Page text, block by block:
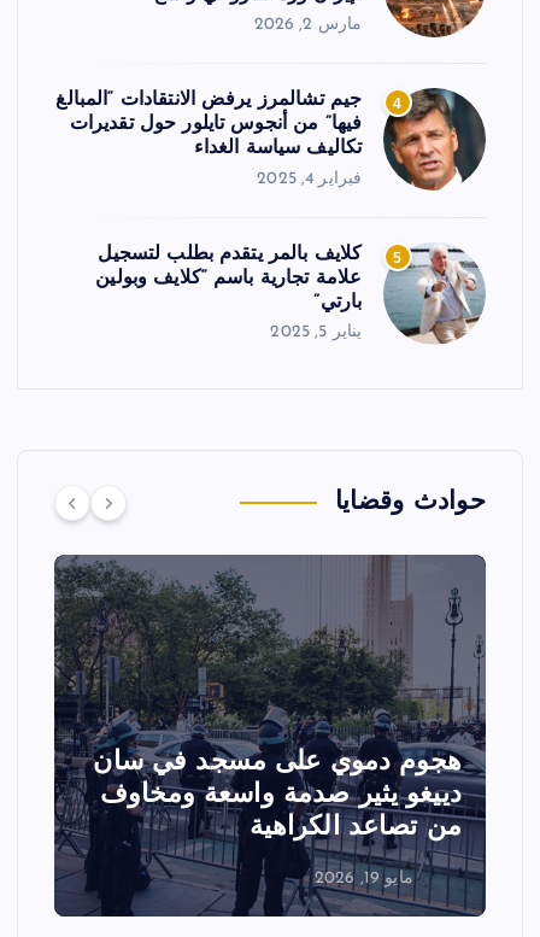
مارس 2, 2026
4
جيم تشالمرز يرفض الانتقادات “المبالغ
فيها” من أنجوس تايلور حول تقديرات
تكاليف سياسة الغداء
فبراير 4, 2025
5
كلايف بالمر يتقدم بطلب لتسجيل
علامة تجارية باسم “كلايف وبولين
بارتي”
يناير 5, 2025
حوادث وقضايا
هجوم دموي على مسجد في سان
دييغو يثير صدمة واسعة ومخاوف
من تصاعد الكراهية
مايو 19, 2026